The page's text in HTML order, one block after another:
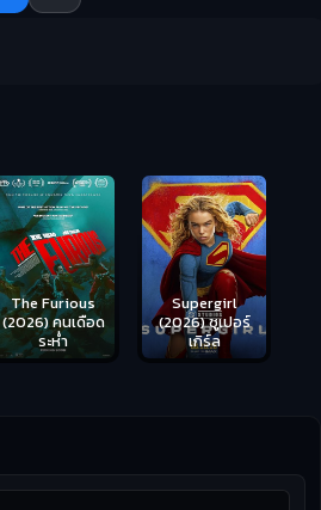
The Furious
(2026) คนเดือด
ระห่ำ
Supergirl
(2026) ซูเปอร์
เกิร์ล